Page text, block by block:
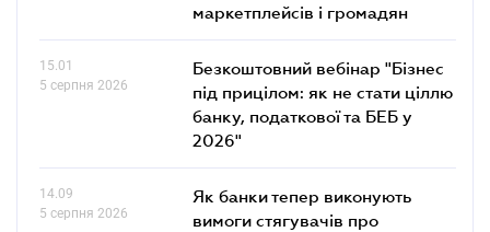
маркетплейсів і громадян
15.01
5 серпня 2026
Безкоштовний вебінар "Бізнес
під прицілом: як не стати ціллю
банку, податкової та БЕБ у
2026"
14.09
5 серпня 2026
Як банки тепер виконують
вимоги стягувачів про